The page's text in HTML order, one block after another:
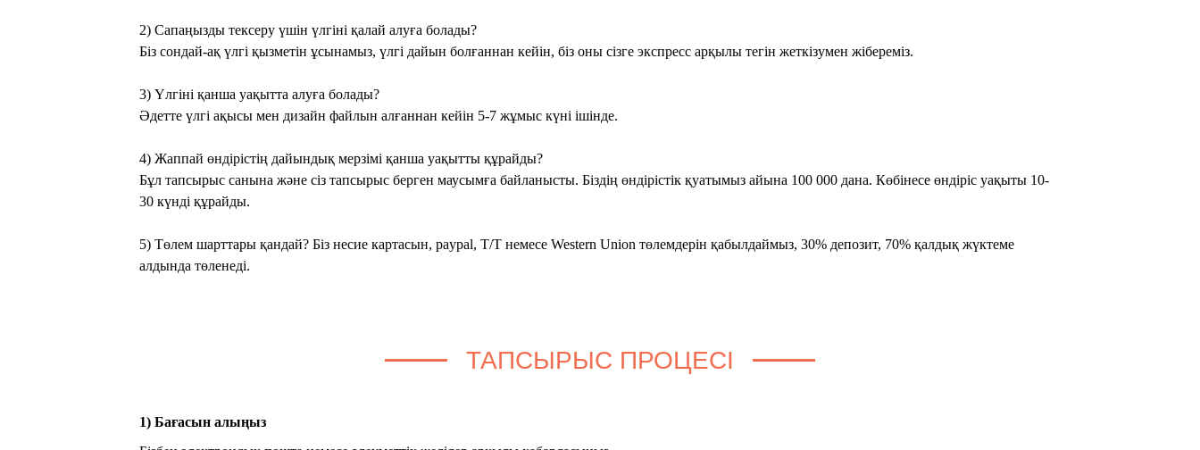
2) Сапаңызды тексеру үшін үлгіні қалай алуға болады?
Біз сондай-ақ үлгі қызметін ұсынамыз, үлгі дайын болғаннан кейін, біз оны сізге экспресс арқылы тегін жеткізумен жібереміз.
3) Үлгіні қанша уақытта алуға болады?
Әдетте үлгі ақысы мен дизайн файлын алғаннан кейін 5-7 жұмыс күні ішінде.
4) Жаппай өндірістің дайындық мерзімі қанша уақытты құрайды?
Бұл тапсырыс санына және сіз тапсырыс берген маусымға байланысты. Біздің өндірістік қуатымыз айына 100 000 дана. Көбінесе өндіріс уақыты 10-
30 күнді құрайды.
5) Төлем шарттары қандай? Біз несие картасын, paypal, T/T немесе Western Union төлемдерін қабылдаймыз, 30% депозит, 70% қалдық жүктеме
алдында төленеді.
ТАПСЫРЫС ПРОЦЕСІ
1) Бағасын алыңыз